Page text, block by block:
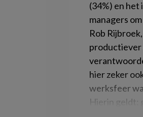
(34%) en
managers
Rob
productiever
hier zeker
werksfeer
Hierin geldt: